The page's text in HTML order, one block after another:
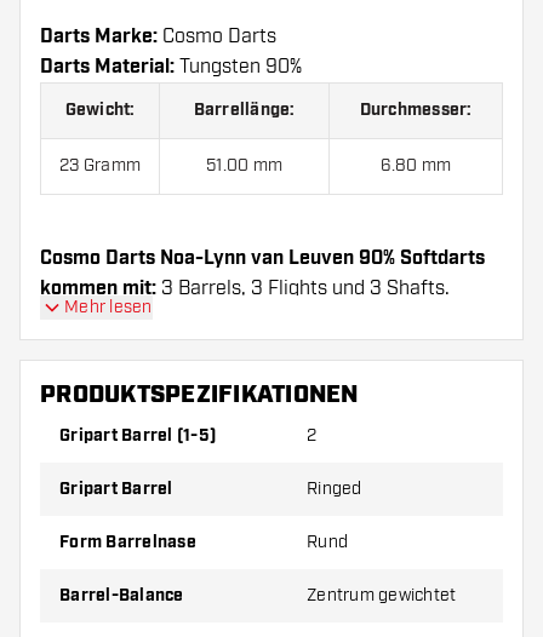
Darts Marke: Cosmo Darts
Darts Material: Tungsten 90%
Gewicht: Barrellänge: Durchmesser:
23 Gramm 51.00 mm 6.80 mm
Cosmo Darts Noa-Lynn van Leuven 90% Softdarts
kommen mit: 3 Barrels, 3 Flights und 3 Shafts.
Mehr lesen
PRODUKTSPEZIFIKATIONEN
Gripart Barrel (1-5) 2
Gripart Barrel Ringed
Form Barrelnase Rund
Barrel-Balance Zentrum gewichtet